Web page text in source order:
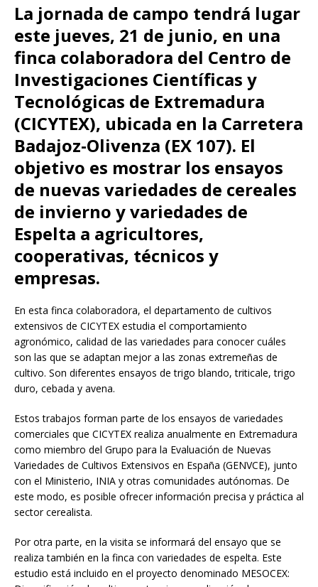
La jornada de campo tendrá lugar
este jueves, 21 de junio, en una
finca colaboradora del Centro de
Investigaciones Científicas y
Tecnológicas de Extremadura
(CICYTEX), ubicada en la Carretera
Badajoz-Olivenza (EX 107). El
objetivo es mostrar los ensayos
de nuevas variedades de cereales
de invierno y variedades de
Espelta a agricultores,
cooperativas, técnicos y
empresas.
En esta finca colaboradora, el departamento de cultivos
extensivos de CICYTEX estudia el comportamiento
agronómico, calidad de las variedades para conocer cuáles
son las que se adaptan mejor a las zonas extremeñas de
cultivo. Son diferentes ensayos de trigo blando, triticale, trigo
duro, cebada y avena.
Estos trabajos forman parte de los ensayos de variedades
comerciales que CICYTEX realiza anualmente en Extremadura
como miembro del Grupo para la Evaluación de Nuevas
Variedades de Cultivos Extensivos en España (GENVCE), junto
con el Ministerio, INIA y otras comunidades autónomas. De
este modo, es posible ofrecer información precisa y práctica al
sector cerealista.
Por otra parte, en la visita se informará del ensayo que se
realiza también en la finca con variedades de espelta. Este
estudio está incluido en el proyecto denominado MESOCEX: